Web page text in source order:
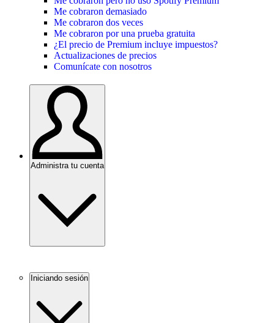
Me cobraron demasiado
Me cobraron dos veces
Me cobraron por una prueba gratuita
¿El precio de Premium incluye impuestos?
Actualizaciones de precios
Comunícate con nosotros
Administra tu cuenta
Iniciando sesión